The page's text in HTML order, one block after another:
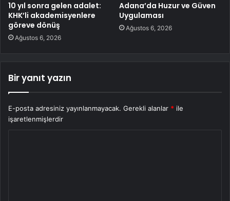
10 yıl sonra gelen adalet:
KHK’li akademisyenlere
göreve dönüş
Ağustos 6, 2026
Adana’da Huzur ve Güven
Uygulaması
Ağustos 6, 2026
Bir yanıt yazın
E-posta adresiniz yayınlanmayacak. Gerekli alanlar * ile
işaretlenmişlerdir